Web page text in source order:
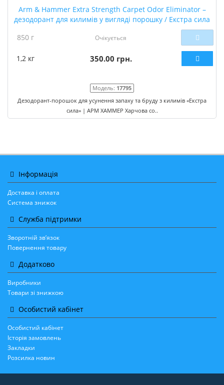
Arm & Hammer Extra Strength Carpet Odor Eliminator –
дезодорант для килимів у вигляді порошку / Екстра сила
850 г
Очікується
1,2 кг 350.00 грн.
Модель: 17795
Дезодорант-порошок для усунення запаху та бруду з килимів «Екстра
сила» | АРМ ХАММЕР Харчова со..
Інформація
Доставка і оплата
Система знижок
Служба підтримки
Зворотній зв’язок
Повернення товару
Додатково
Виробники
Товари зі знижкою
Особистий кабінет
Особистий кабінет
Історія замовлень
Закладки
Розсилка новин